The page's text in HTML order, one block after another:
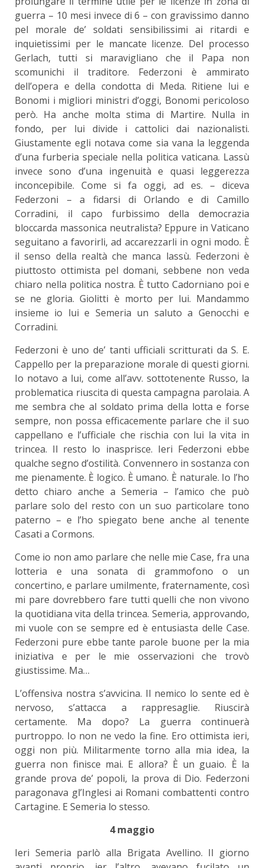
guerra – 10 mesi invece di 6 – con gravissimo danno
pel morale de’ soldati sensibilissimi ai ritardi e
inquietissimi per le mancate licenze. Del processo
Gerlach, tutti si maravigliano che il Papa non
scomunichi il traditore. Federzoni è ammirato
dell’opera e della condotta di Meda. Ritiene lui e
Bonomi i migliori ministri d’oggi, Bonomi pericoloso
però. Ha anche molta stima di Martire. Nulla in
fondo, per lui divide i cattolici dai nazionalisti.
Giustamente egli notava come sia vana la leggenda
d’una furberia speciale nella politica vaticana. Lassù
invece sono d’una ingenuità e quasi leggerezza
inconcepibile. Come si fa oggi, ad es. – diceva
Federzoni – a fidarsi di Orlando e di Camillo
Corradini, il capo furbissimo della democrazia
bloccarda massonica neutralista? Eppure in Vaticano
seguitano a favorirli, ad accarezzarli in ogni modo. È
il senso della realtà che manca lassù. Federzoni è
piuttosto ottimista pel domani, sebbene non veda
chiaro nella politica nostra. È tutto Cadorniano poi e
se ne gloria. Giolitti è morto per lui. Mandammo
insieme io lui e Semeria un saluto a Genocchi e
Corradini.
Federzoni è uno de’ tanti ufficiali scritturati da S. E.
Cappello per la preparazione morale di questi giorni.
Io notavo a lui, come all’avv. sottotenente Russo, la
problematica riuscita di questa campagna parolaia. A
me sembra che al soldato prima della lotta e forse
sempre, non possa efficacemente parlare che il suo
cappellano e l’ufficiale che rischia con lui la vita in
trincea. Il resto lo inasprisce. Ieri Federzoni ebbe
qualche segno d’ostilità. Convennero in sostanza con
me pienamente. È logico. È umano. È naturale. Io l’ho
detto chiaro anche a Semeria – l’amico che può
parlare solo del resto con un suo particolare tono
paterno – e l’ho spiegato bene anche al tenente
Casati a Cormons.
Come io non amo parlare che nelle mie Case, fra una
lotteria e una sonata di grammofono o un
concertino, e parlare umilmente, fraternamente, così
mi pare dovrebbero fare tutti quelli che non vivono
la quotidiana vita della trincea. Semeria, approvando,
mi vuole con se sempre ed è entusiasta delle Case.
Federzoni pure ebbe tante parole buone per la mia
iniziativa e per le mie osservazioni che trovò
giustissime. Ma…
L’offensiva nostra s’avvicina. Il nemico lo sente ed è
nervoso, s’attacca a rappresaglie. Riuscirà
certamente. Ma dopo? La guerra continuerà
purtroppo. Io non ne vedo la fine. Ero ottimista ieri,
oggi non più. Militarmente torno alla mia idea, la
guerra non finisce mai. E allora? È un guaio. È la
grande prova de’ popoli, la prova di Dio. Federzoni
paragonava gl’Inglesi ai Romani combattenti contro
Cartagine. E Semeria lo stesso.
4 maggio
Ieri Semeria parlò alla Brigata Avellino. Il giorno